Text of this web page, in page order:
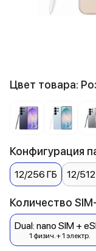
Цвет товара:
Конфигурация
12/256 ГБ 12/
Количество
Dual: nano SIM +
1 физич. + 1 электр.